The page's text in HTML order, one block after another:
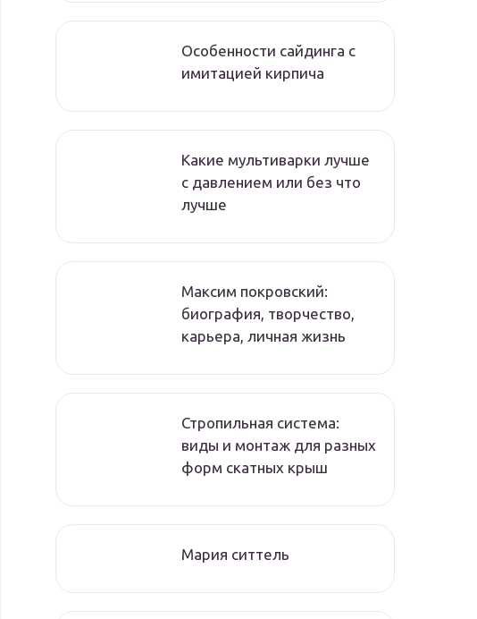
Особенности сайдинга с
имитацией кирпича
Какие мультиварки лучше
с давлением или без что
лучше
Максим покровский:
биография, творчество,
карьера, личная жизнь
Стропильная система:
виды и монтаж для разных
форм скатных крыш
Мария ситтель